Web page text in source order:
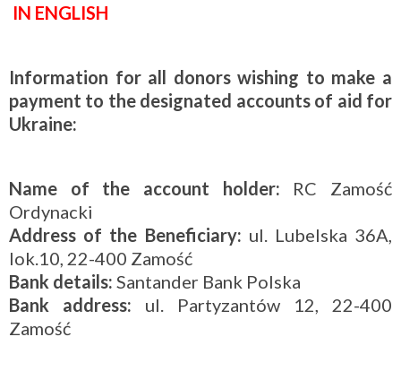
IN ENGLISH
Information for all donors wishing to make a
payment to the designated accounts of aid for
Ukraine:
Name of the account holder: RC Zamość
Ordynacki
Address of the Beneficiary: ul. Lubelska 36A,
lok.10, 22-400 Zamość
Bank details: Santander Bank Polska
Bank address: ul. Partyzantów 12, 22-400
Zamość